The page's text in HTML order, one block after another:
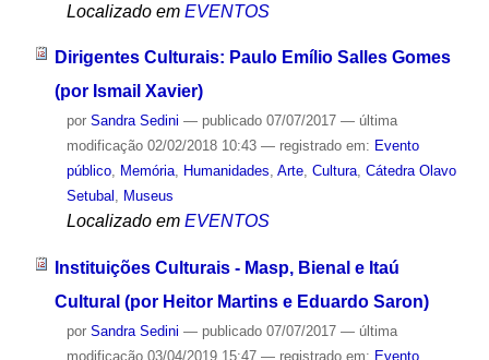
Localizado em EVENTOS
Dirigentes Culturais: Paulo Emílio Salles Gomes
(por Ismail Xavier)
por Sandra Sedini — publicado07/07/2017 — última
modificação02/02/2018 10:43 — registrado em: Evento
público, Memória, Humanidades, Arte, Cultura, Cátedra Olavo
Setubal , Museus
Localizado em EVENTOS
Instituições Culturais - Masp, Bienal e Itaú
Cultural (por Heitor Martins e Eduardo Saron)
por Sandra Sedini — publicado07/07/2017 — última
modificação03/04/2019 15:47 — registrado em: Evento